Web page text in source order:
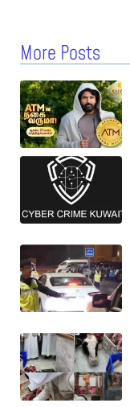
More Posts